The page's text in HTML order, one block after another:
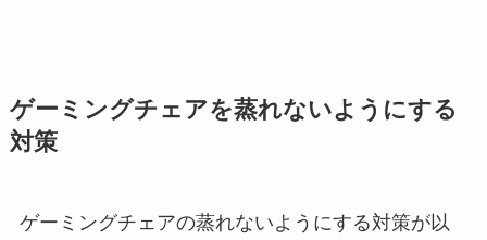
ゲーミングチェアを蒸れないようにする
対策
ゲーミングチェアの蒸れないようにする対策が以